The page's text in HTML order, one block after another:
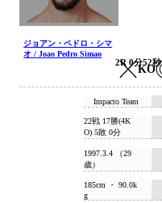
ジョアン・ペドロ・シマ
オ / Joao Pedro Simao
KO
2R 0分52秒
Impacto Team
22戦 17勝(4K
O) 5敗 0分
1997.3.4 （29
歳）
185cm ・ 90.0k
g